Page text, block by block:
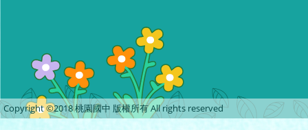
Copyright ©2018 桃園國中 版權所有 All rights reserved